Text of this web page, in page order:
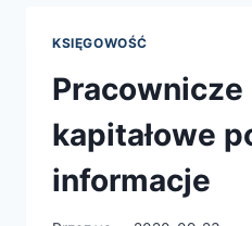
KSIĘGOWOŚĆ
Pracownicze
kapitałowe
informacje